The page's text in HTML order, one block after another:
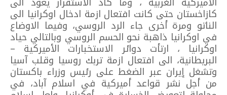
كازاخستان حتى كانت افتعال ازمة ادخال اوكرانيا الى
الناتو ومرة أخرى جاء الرد الروسي، وفيما الاوضاع
في اوكرانيا ذاهبة نحو الحسم الروسي وبالتالي حياد
اوكرانيا ، ارتأت دوائر الاستخبارات الأميركية –
البريطانية، الى افتعال ازمة تربك روسيا وقلب آسيا
وتشغل إيران عبر الضغط على رئيس وزراء باكستان
من أجل نشر قواعد أميركية في اسلام آباد، في